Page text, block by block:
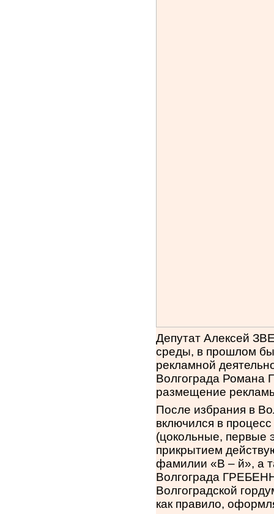
Депутат Алексей
среды, в прошлом
рекламной
Волгограда Романа
размещение
После избрания в
включился в
(цокольные, первые
прикрытием
фамилии «В – й», а
Волгограда
Волгоградской
как правило,